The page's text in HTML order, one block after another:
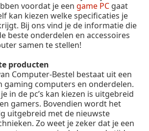
voordat je een game PC gaat
kan kiezen welke specificaties je
Bij ons vind je de informatie die
beste onderdelen en accessoires
samen te stellen!
producten
Computer-Bestel bestaat uit een
gaming computers en onderdelen.
in de pc’s kan kiezen is uitgebreid
gamers. Bovendien wordt het
uitgebreid met de nieuwste
Zo weet je zeker dat je een